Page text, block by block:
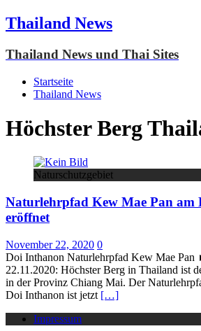
Thailand News
Thailand News und Thai Sites
Startseite
Thailand News
Höchster Berg
Naturschutzgebiet
Naturlehrpfad Kew Mae Pan am
eröffnet
November 22, 2020 0
Doi Inthanon Naturlehrpfad Kew Mae
22.11.2020: Höchster Berg in Thailand ist
in der Provinz Chiang Mai. Der
Doi Inthanon ist jetzt […]
Impressum